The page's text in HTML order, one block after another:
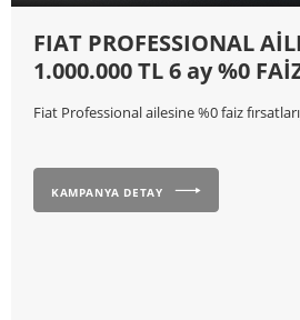
FIAT PROFESSIONAL
1.000.000 TL 6 ay %0
Fiat Professional ailesine %0 faiz
KAMPANYA DETAY